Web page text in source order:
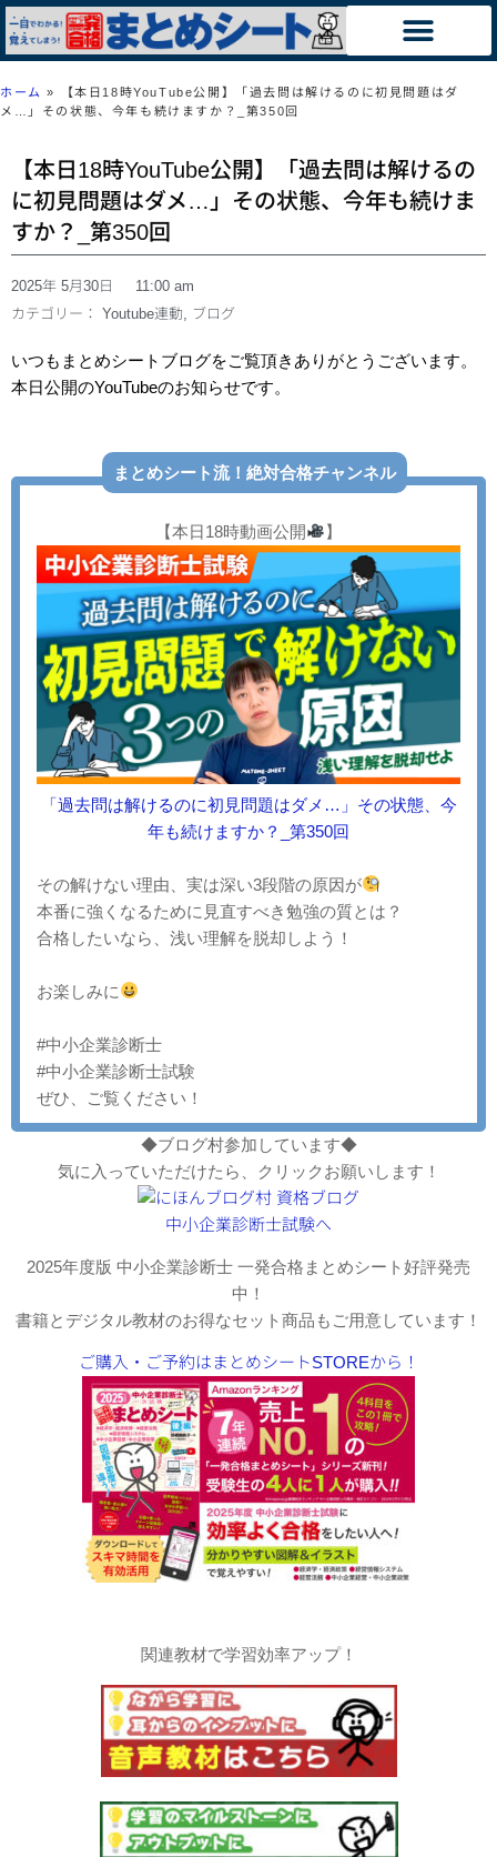
ホーム »
【本日18時YouTube公開】「過去問は解けるのに初見問題はダ
メ…」その状態、今年も続けますか？_第350回
【本日18時YouTube公開】「過去問は解けるの
に初見問題はダメ…」その状態、今年も続けま
すか？_第350回
2025年 5月30日
11:00 am
カテゴリー： Youtube連動, ブログ
いつもまとめシートブログをご覧頂きありがとうございます。
本日公開のYouTubeのお知らせです。
まとめシート流！絶対合格チャンネル
【本日18時動画公開 】
「過去問は解けるのに初見問題はダメ…」その状態、今
年も続けますか？_第350回
その解けない理由、実は深い3段階の原因が
本番に強くなるために見直すべき勉強の質とは？
合格したいなら、浅い理解を脱却しよう！
お楽しみに
#中小企業診断士
#中小企業診断士試験
ぜひ、ご覧ください！
◆ブログ村参加しています◆
気に入っていただけたら、クリックお願いします！
2025年度版 中小企業診断士 一発合格まとめシート好評発売
中！
書籍とデジタル教材のお得なセット商品もご用意しています！
ご購入・ご予約はまとめシートSTOREから！
関連教材で学習効率アップ！